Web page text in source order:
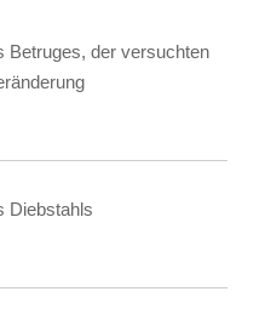
Betruges, der versuchten
Diebstahls